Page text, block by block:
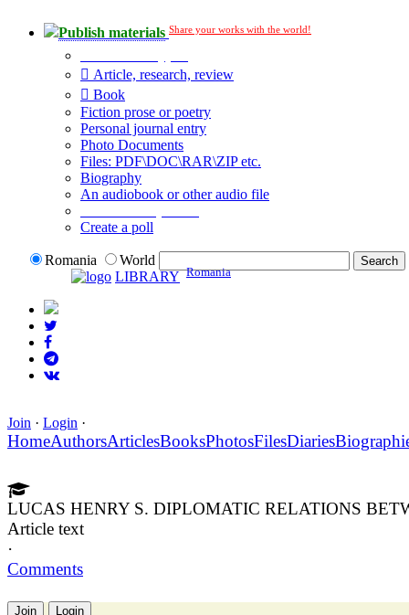
Publish materials Share your works with the world!
Article, research, review
Book
Fiction prose or poetry
Personal journal entry
Photo Documents
Files: PDF\DOC\RAR\ZIP etc.
Biography
An audiobook or other audio file
Create a poll
Romania
World
LIBRARY Romania
Join · Login ·
HomeAuthorsArticlesBooksPhotosFilesDiaries
LUCAS HENRY S. DIPLOMATIC RELATIONS
Article text
·
Comments
Join Login